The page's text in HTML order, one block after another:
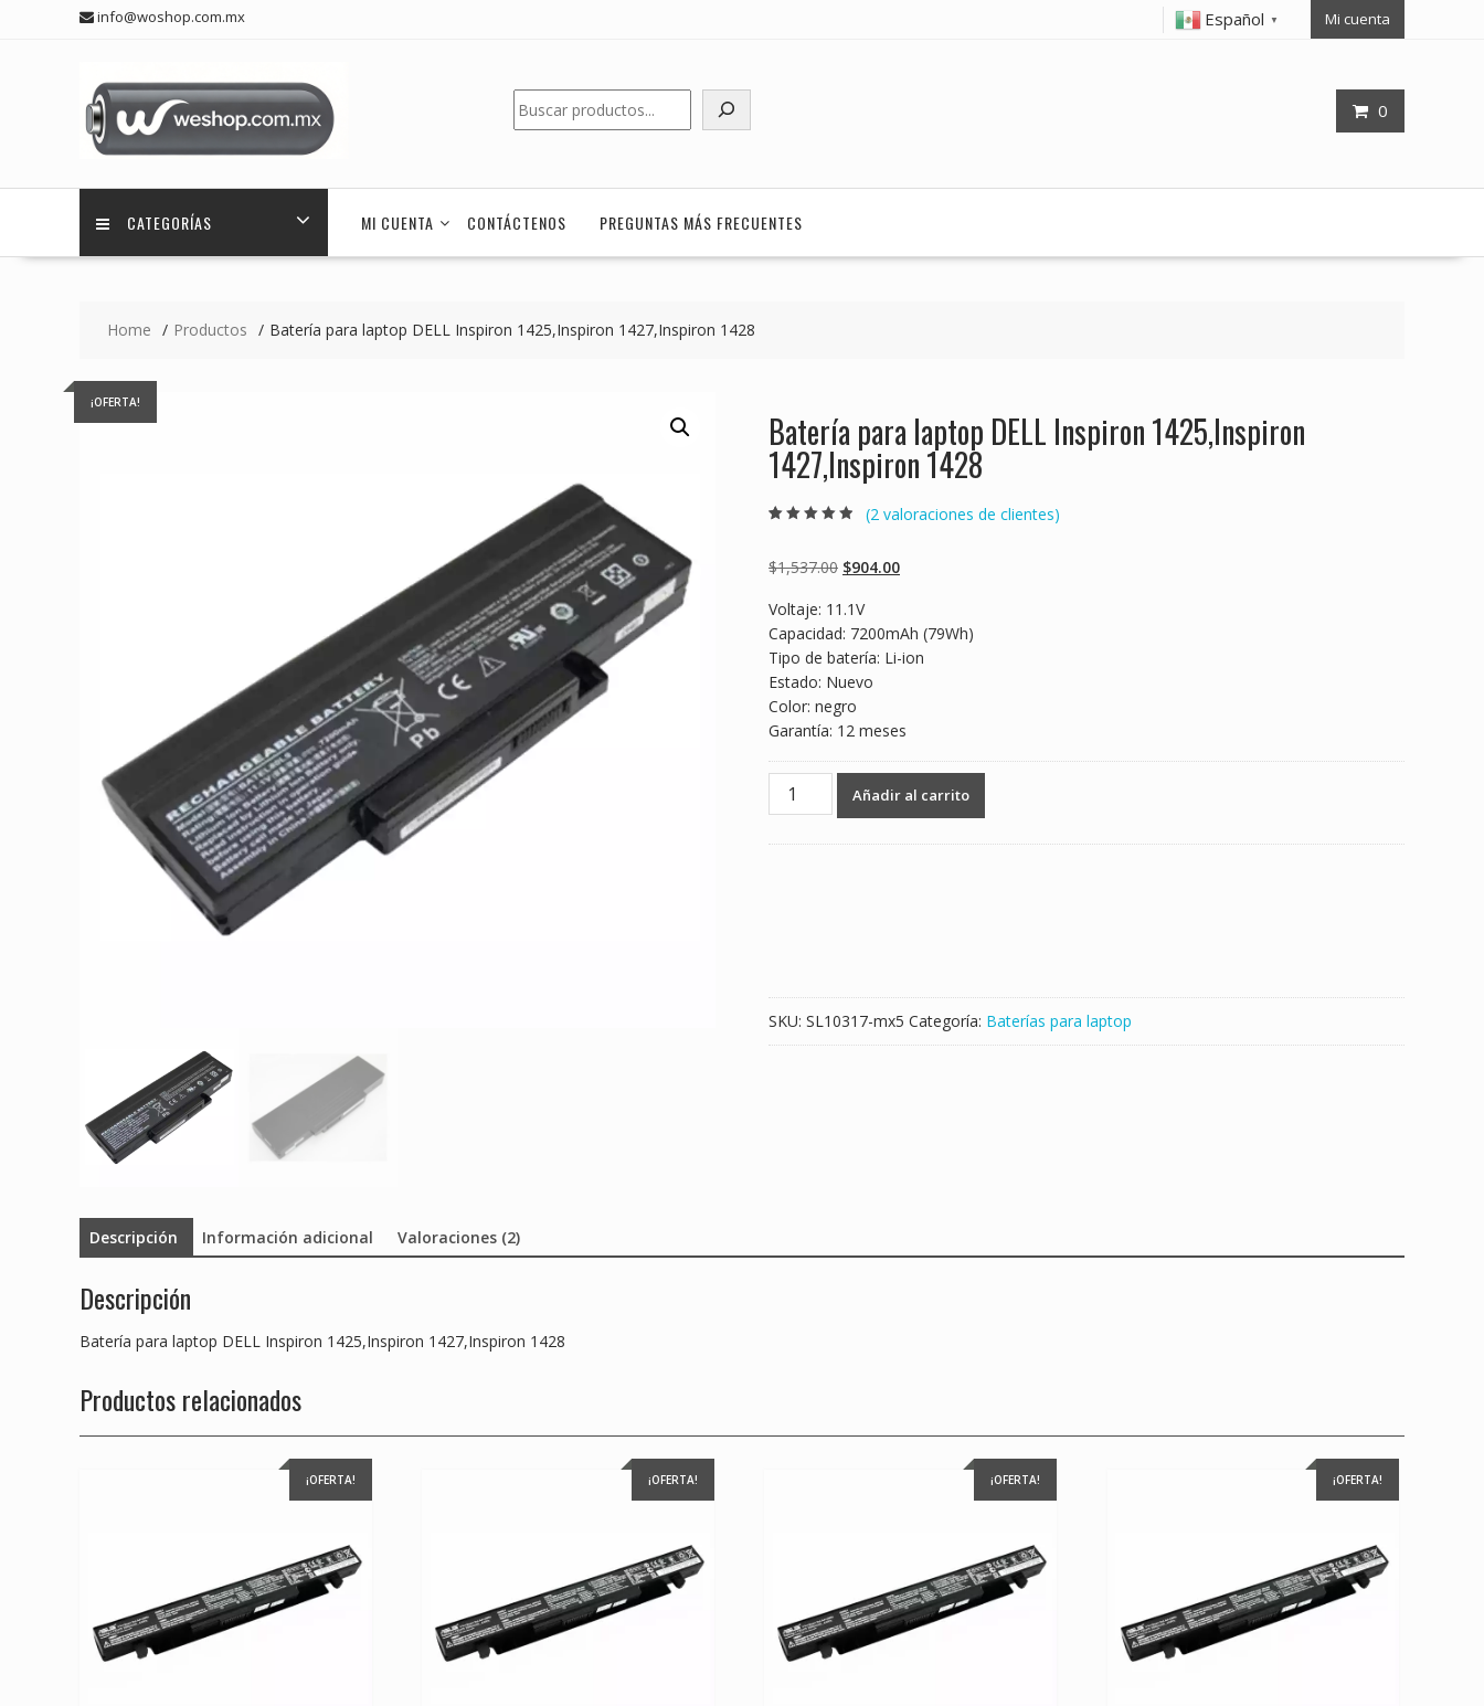
info@woshop.com.mx Español ▼ Mi cuenta
0
Buscar
CATEGORÍAS MI CUENTA CONTÁCTENOS PREGUNTAS MÁS FRECUENTES
Home Productos Batería para laptop DELL Inspiron 1425,Inspiron 1427,Inspiron 1428
¡OFERTA!
Batería para laptop DELL Inspiron 1425,Inspiron
1427,Inspiron 1428
basado en
puntuaciones
(2 valoraciones de clientes)
$1,537.00 Original
was:
$1,537.00.
$904.00Current
$904.00.
Voltaje: 11.1V
Capacidad: 7200mAh (79Wh)
Tipo de batería: Li-ion
Estado: Nuevo
Color: negro
Garantía: 12 meses
Batería
para
Añadir al carrito
SKU: SL10317-mx5 Categoría: Baterías para laptop
Descripción Información adicional Valoraciones (2)
Descripción
Batería para laptop DELL Inspiron 1425,Inspiron 1427,Inspiron 1428
Productos relacionados
¡OFERTA! ¡OFERTA! ¡OFERTA! ¡OFERTA!